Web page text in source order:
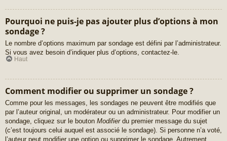
Pourquoi ne puis-je pas ajouter plus d’options à mon
sondage ?
Le nombre d’options maximum par sondage est défini par l’administrateur.
Si vous avez besoin d’indiquer plus d’options, contactez-le.
Haut
Comment modifier ou supprimer un sondage ?
Comme pour les messages, les sondages ne peuvent être modifiés que
par l’auteur original, un modérateur ou un administrateur. Pour modifier un
sondage, cliquez sur le bouton Modifierdu premier message du sujet
(c’est toujours celui auquel est associé le sondage). Si personne n’a voté,
l’auteur peut modifier une option ou supprimer le sondage. Autrement,